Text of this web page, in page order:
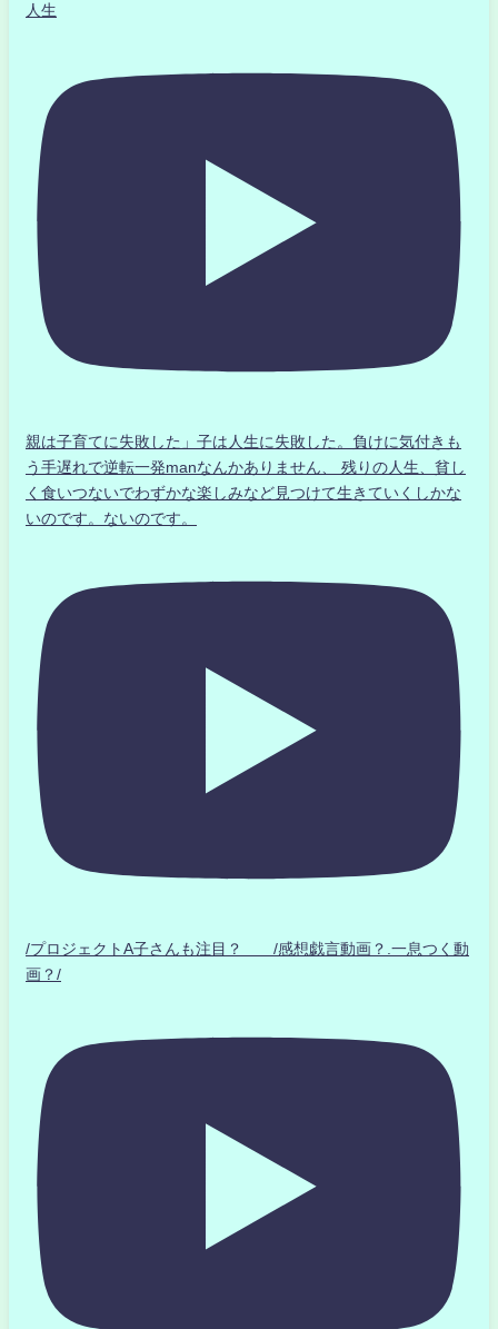
人生
親は子育てに失敗した」子は人生に失敗した。負けに気付きも
う手遅れで逆転一発manなんかありません、 残りの人生、貧し
く食いつないでわずかな楽しみなど見つけて生きていくしかな
いのです。ないのです。
/プロジェクトA子さんも注目？ /感想戯言動画？.一息つく動
画？/